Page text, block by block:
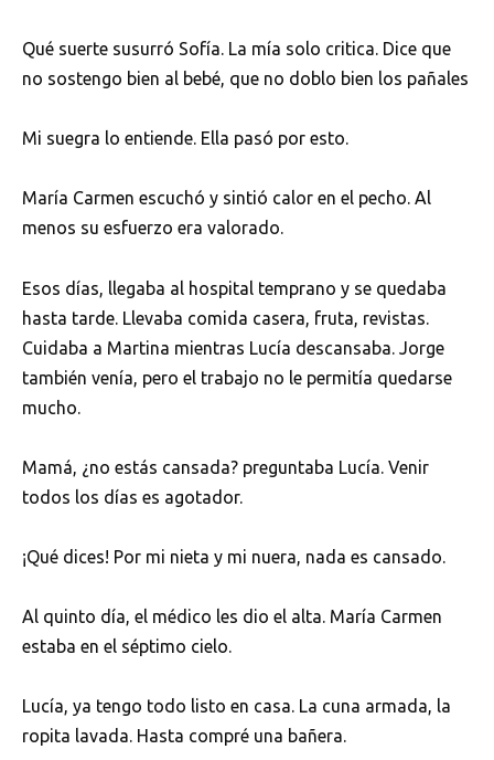
Qué suerte susurró Sofía. La mía solo critica. Dice que
no sostengo bien al bebé, que no doblo bien los pañales
Mi suegra lo entiende. Ella pasó por esto.
María Carmen escuchó y sintió calor en el pecho. Al
menos su esfuerzo era valorado.
Esos días, llegaba al hospital temprano y se quedaba
hasta tarde. Llevaba comida casera, fruta, revistas.
Cuidaba a Martina mientras Lucía descansaba. Jorge
también venía, pero el trabajo no le permitía quedarse
mucho.
Mamá, ¿no estás cansada? preguntaba Lucía. Venir
todos los días es agotador.
¡Qué dices! Por mi nieta y mi nuera, nada es cansado.
Al quinto día, el médico les dio el alta. María Carmen
estaba en el séptimo cielo.
Lucía, ya tengo todo listo en casa. La cuna armada, la
ropita lavada. Hasta compré una bañera.